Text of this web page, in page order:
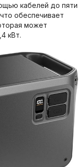
кабелей до пяти
обеспечивает
может
кВт.